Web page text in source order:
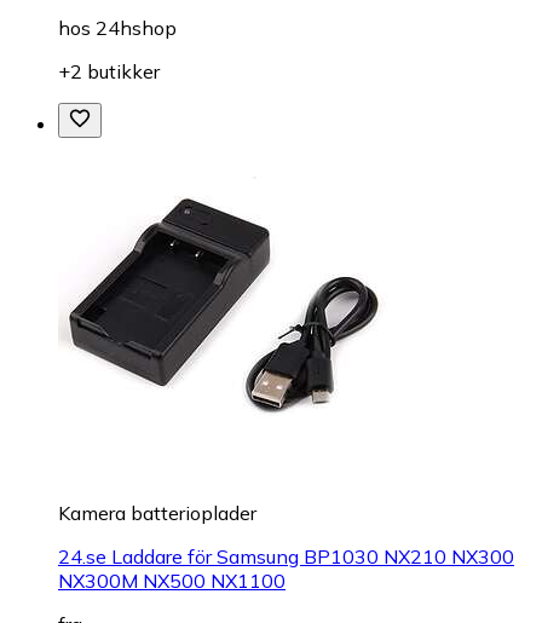
hos 24hshop
+2 butikker
Kamera batterioplader
24.se Laddare för Samsung BP1030 NX210 NX300
NX300M NX500 NX1100